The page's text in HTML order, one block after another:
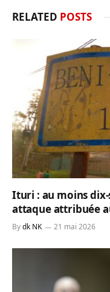
RELATED POSTS
Ituri : au moins
attaque attribuée
Bydk NK 21 mai 2026